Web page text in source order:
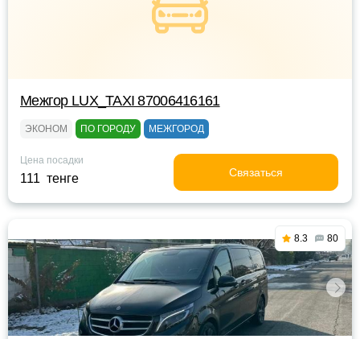
Межгор LUX_TAXI 87006416161
ЭКОНОМ ПО ГОРОДУ МЕЖГОРОД
Цена посадки
111 тенге Связаться
8.3 80